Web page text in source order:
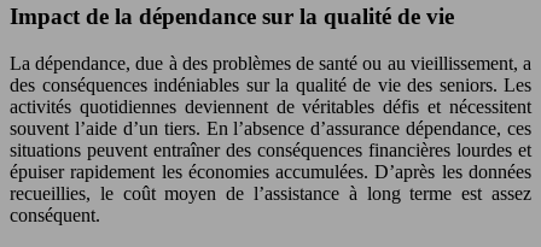
Impact de la dépendance sur la qualité de vie
La dépendance, due à des problèmes de santé ou au vieillissement, a
des conséquences indéniables sur la qualité de vie des seniors. Les
activités quotidiennes deviennent de véritables défis et nécessitent
souvent l’aide d’un tiers. En l’absence d’assurance dépendance, ces
situations peuvent entraîner des conséquences financières lourdes et
épuiser rapidement les économies accumulées. D’après les données
recueillies, le coût moyen de l’assistance à long terme est assez
conséquent.